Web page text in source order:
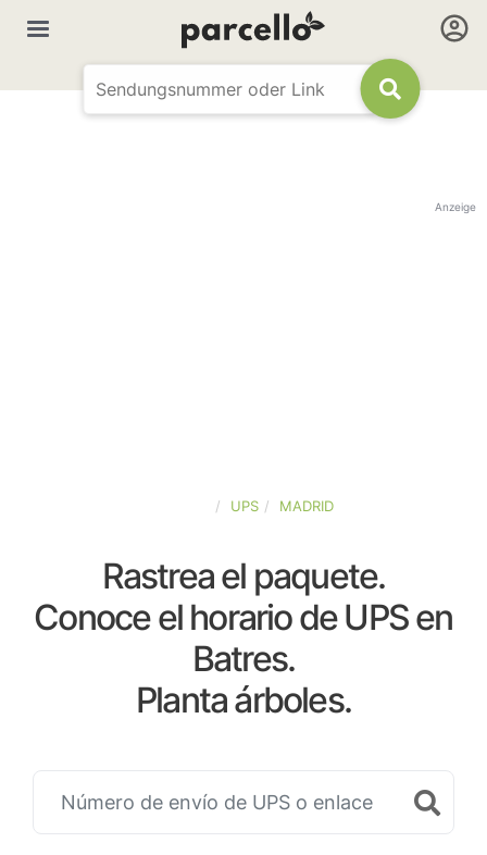
Anzeige
UPS MADRID
Rastrea el paquete.
Conoce el horario de UPS en
Batres.
Planta árboles.